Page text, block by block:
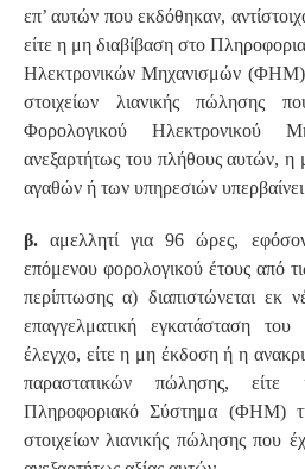
επ’ αυτών που εκδόθηκαν,
είτε η μη διαβίβαση στο
Ηλεκτρονικών Μηχανισμών
στοιχείων λιανικής πώλησης
Φορολογικού
ανεξαρτήτως του πλήθους αυτών, η
αγαθών ή των υπηρεσιών
β.αμελλητί για 96 ώρες,
επόμενου φορολογικού έτους από
περίπτωσης α) διαπιστώνεται εκ
επαγγελματική εγκατάσταση
έλεγχο, είτε η μη έκδοση ή η
παραστατικών πώλησης,
Πληροφοριακό Σύστημα (ΦΗΜ)
στοιχείων λιανικής πώλησης